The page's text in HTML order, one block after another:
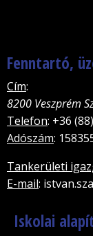
Fenntartó,
Cím:
8200 Veszprém
Telefon: +36
Adószám:
Tankerületi
E-mail:
Iskolai